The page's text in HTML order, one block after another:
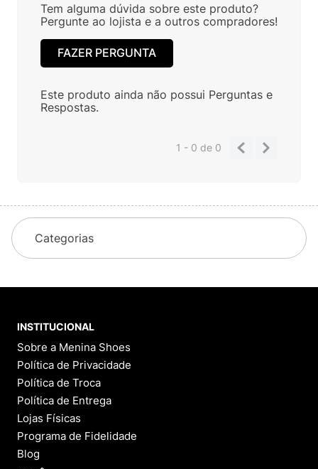
Tem alguma dúvida sobre este produto?
Pergunte ao lojista e a outros compradores!
FAZER PERGUNTA
Este produto ainda não possui Perguntas e
Respostas.
1 - 0de 0
Categorias
INSTITUCIONAL
Sobre a Menina Shoes
Política de Privacidade
Política de Troca
Política de Entrega
Lojas Físicas
Programa de Fidelidade
Blog